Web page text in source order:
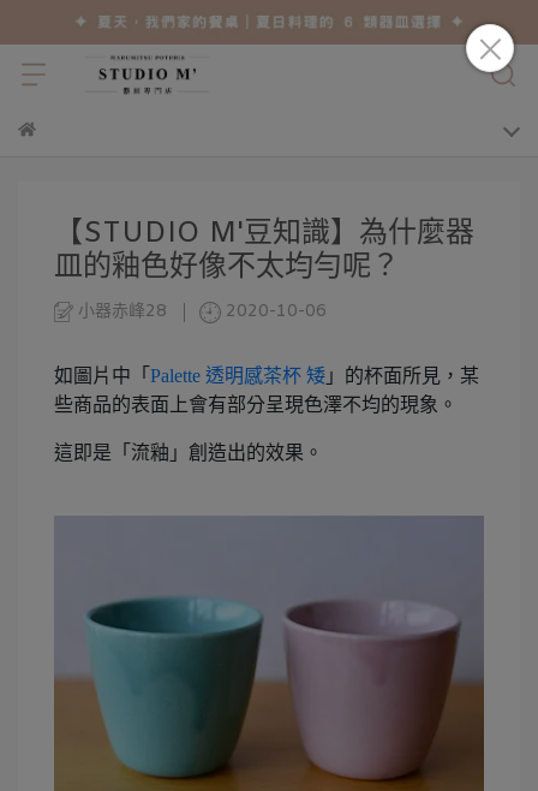
【STUDIO M'豆知識】為什麼器
皿的釉色好像不太均勻呢？
小器赤峰28 2020-10-06
如圖片中「 Palette 透明感茶杯 矮 」的杯面所見，某
些商品的表面上會有部分呈現色澤不均的現象。
這即是「流釉」創造出的效果。